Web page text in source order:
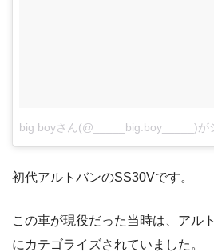
big boyさん(@_____big.boy_____)が
初代アルトバンのSS30Vです。
この車が現役だった当時は、アル
にカテゴライズされていました。